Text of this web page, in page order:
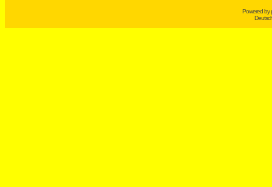
Powered by